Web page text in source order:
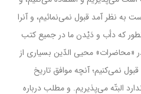
به نظر آمد قبول نمى‌نمائیم، و آنرا
که دأب و دَیْدن ما در جمیع کتب
«محاضرات» محیى الدّین بسیارى از
نمى‌کنیم؛ آنچه موافق تاریخ
البتّه مى‌پذیریم. و مطلب درباره